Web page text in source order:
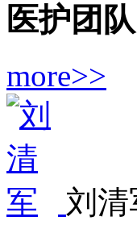
医护团队
more>>
刘清